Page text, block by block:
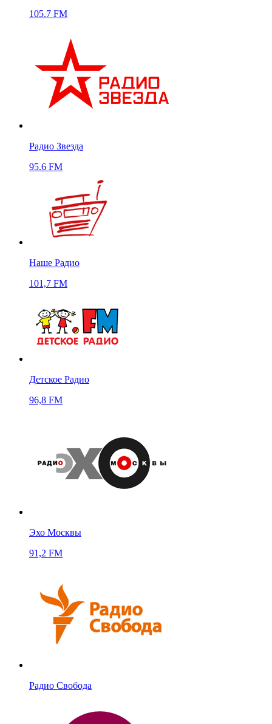
105.7 FM
Радио Звезда
95.6 FM
Наше Радио
101,7 FM
Детское Радио
96,8 FM
Эхо Москвы
91,2 FM
Радио Свобода